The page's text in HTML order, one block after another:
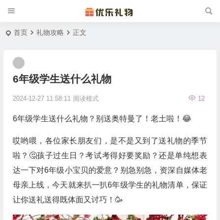
首页 礼物攻略 正文
6年级学生送什么礼物
2024-12-27 11:58:11 12
阅读模式
6年级学生送什么礼物？别送奥特曼了！老土啦！😂
哎哟喂，各位家长朋友们，是不是又到了送礼物的季节
啦？🤔孩子过生日？考试考得好要奖励？还是单纯想表
达一下对6年级小宝贝的爱意？别急别急，资深自媒体老
母亲上线，今天就来扒一扒6年级学生的礼物清单，保证
让你送礼送得既体面又讨巧！🥳